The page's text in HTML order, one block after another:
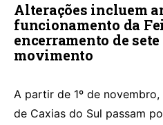
Alterações incluem
funcionamento da
encerramento de
movimento
A partir de 1º de
de Caxias do Sul passam